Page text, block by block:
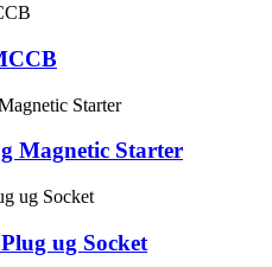
Magnetic Starter
ug Socket